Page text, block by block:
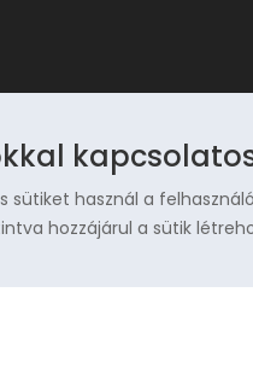
sütiket használ a
hozzájárul a sütik